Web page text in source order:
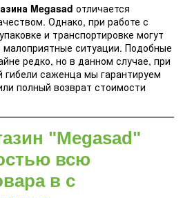
Megasad отличается
Однако, при работе с
и транспортировке могут
ситуации. Подобные
редко, но в данном случае, при
гибели саженца мы гарантируем
полный возврат стоимости
"Megasad"
всю
в с